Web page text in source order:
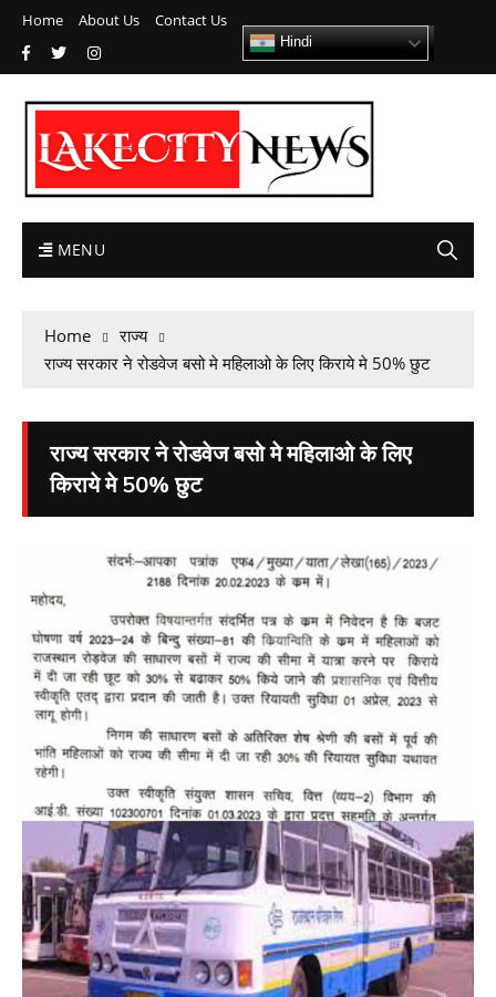
Home About Us Contact Us
Hindi
MENU
Home
राज्य
राज्य सरकार ने रोडवेज बसो मे महिलाओ के लिए किराये मे 50% छुट
राज्य सरकार ने रोडवेज बसो मे महिलाओ के लिए
किराये मे 50% छुट